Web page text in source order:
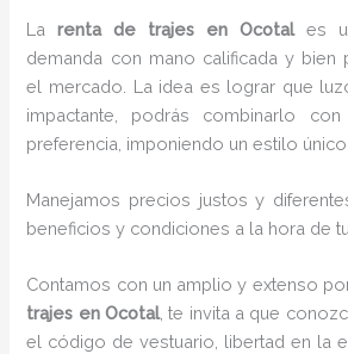
Larenta de trajes en Ocotal es
demanda con mano calificada y bien
el mercado. La idea es lograr que
impactante, podrás combinarlo
preferencia, imponiendo un estilo único.
Manejamos precios justos y
beneficios y condiciones a la hora de
Contamos con un amplio y extenso
trajes en Ocotal, te invita a que
el código de vestuario, libertad en la